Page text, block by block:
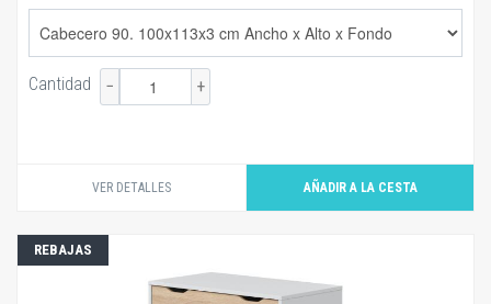
Cantidad − +
VER DETALLES
REBAJAS